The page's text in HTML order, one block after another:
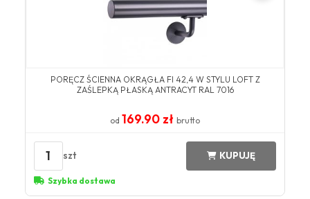
​PORĘCZ ŚCIENNA OKRĄGŁA FI 42,4 W STYLU LOFT Z
ZAŚLEPKĄ PŁASKĄ ANTRACYT ​RAL 7016​
od 169.90 zł brutto
1 szt KUPUJĘ
Szybka dostawa